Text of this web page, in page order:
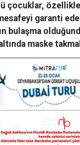
çocuklar,
garanti
bulaşma
maske